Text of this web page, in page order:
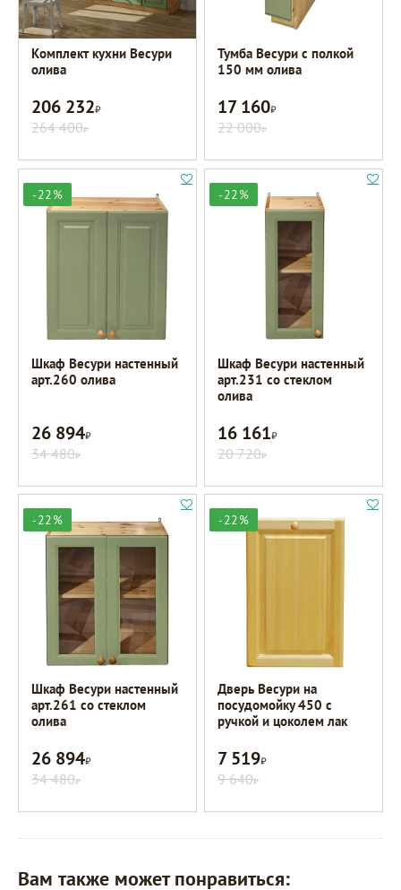
Комплект кухни Весури
олива
206 232Р
264 400Р
Тумба Весури с полкой
150 мм олива
17 160Р
22 000Р
-22%
Шкаф Весури настенный
арт.260 олива
26 894Р
34 480Р
-22%
Шкаф Весури настенный
арт.231 со стеклом
олива
16 161Р
20 720Р
-22%
Шкаф Весури настенный
арт.261 со стеклом
олива
26 894Р
34 480Р
-22%
Дверь Весури на
посудомойку 450 с
ручкой и цоколем лак
7 519Р
9 640Р
Вам также может понравиться: